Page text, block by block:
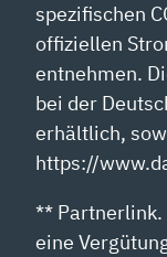
spezifischen
offiziellen
entnehmen.
bei der
erhältlich,
https://
** Partnerlink.
eine